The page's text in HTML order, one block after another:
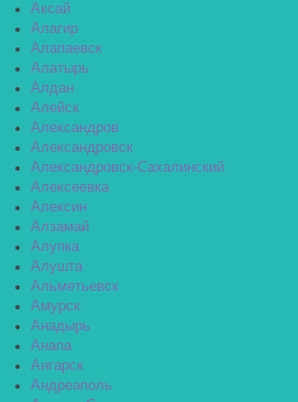
Аксай
Алагир
Алапаевск
Алатырь
Алдан
Алейск
Александров
Александровск
Александровск-Сахалинский
Алексеевка
Алексин
Алзамай
Алупка
Алушта
Альметьевск
Амурск
Анадырь
Анапа
Ангарск
Андреаполь